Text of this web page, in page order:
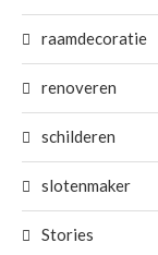
raamdecoratie
renoveren
schilderen
slotenmaker
Stories